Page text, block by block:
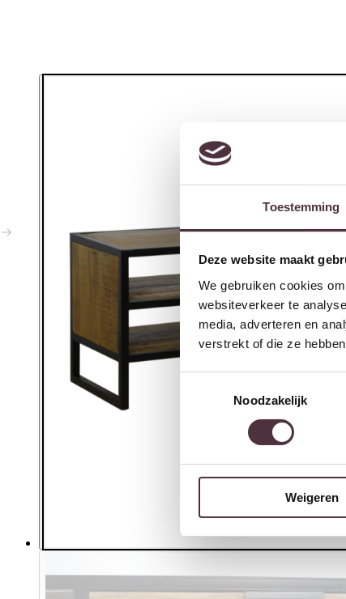
Toestemming
Deze website maakt
We gebruiken cookies
websiteverkeer te
media, adverteren en
verstrekt of die ze
Noodzakelijk
Weigeren